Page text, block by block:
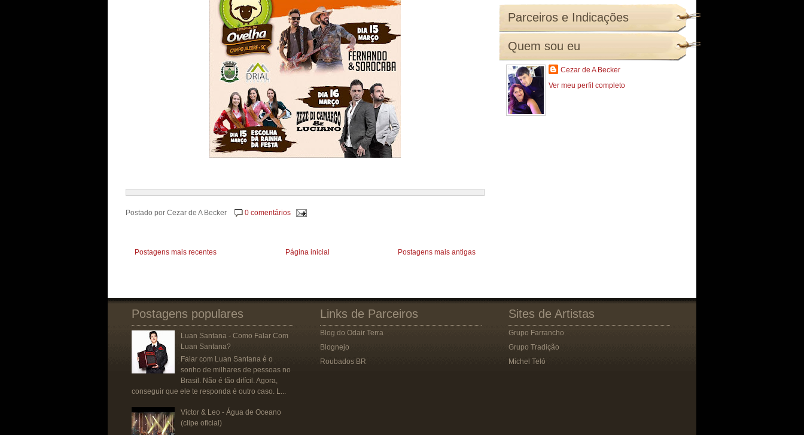
Postado por Cezar de A Becker 0 comentários
Postagens mais recentes Postagens mais antigas
Página inicial
Parceiros e Indicações
Quem sou eu
Cezar de A Becker
Ver meu perfil completo
Postagens populares
Luan Santana - Como Falar Com
Luan Santana?
Falar com Luan Santana é o
sonho de milhares de pessoas no
Brasil. Não é tão difícil. Agora,
conseguir que ele te responda é outro caso. L...
Victor & Leo - Água de Oceano
(clipe oficial)
Links de Parceiros
Blog do Odair Terra
Blognejo
Roubados BR
Sites de Artistas
Grupo Farrancho
Grupo Tradição
Michel Teló